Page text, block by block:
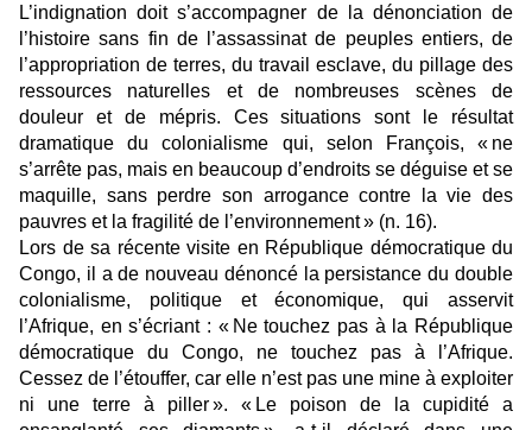
L’indignation doit s’accompagner de la dénonciation de
l’histoire sans fin de l’assassinat de peuples entiers, de
l’appropriation de terres, du travail esclave, du pillage des
ressources naturelles et de nombreuses scènes de
douleur et de mépris. Ces situations sont le résultat
dramatique du colonialisme qui, selon François, « ne
s’arrête pas, mais en beaucoup d’endroits se déguise et se
maquille, sans perdre son arrogance contre la vie des
pauvres et la fragilité de l’environnement » (n. 16).
Lors de sa récente visite en République démocratique du
Congo, il a de nouveau dénoncé la persistance du double
colonialisme, politique et économique, qui asservit
l’Afrique, en s’écriant : « Ne touchez pas à la République
démocratique du Congo, ne touchez pas à l’Afrique.
Cessez de l’étouffer, car elle n’est pas une mine à exploiter
ni une terre à piller ». « Le poison de la cupidité a